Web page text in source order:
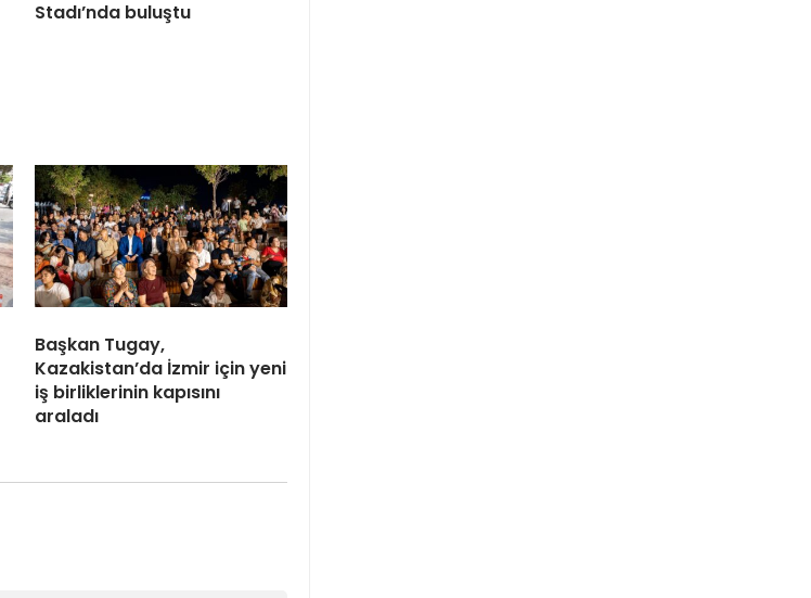
Stadı’nda buluştu
Başkan Tugay,
Kazakistan’da İzmir için yeni
iş birliklerinin kapısını
araladı